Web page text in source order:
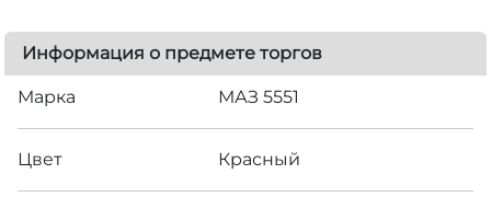
Информация о предмете торгов
Марка МАЗ 5551
Цвет Красный